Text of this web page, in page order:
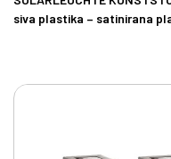
siva plastika – satinirana